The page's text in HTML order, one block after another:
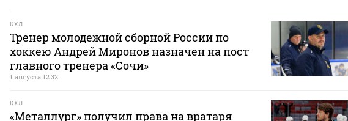
КХЛ
Тренер молодежной сборной России по
хоккею Андрей Миронов назначен на пост
главного тренера «Сочи»
1 августа 12:32
КХЛ
«Металлург» получил права на вратаря